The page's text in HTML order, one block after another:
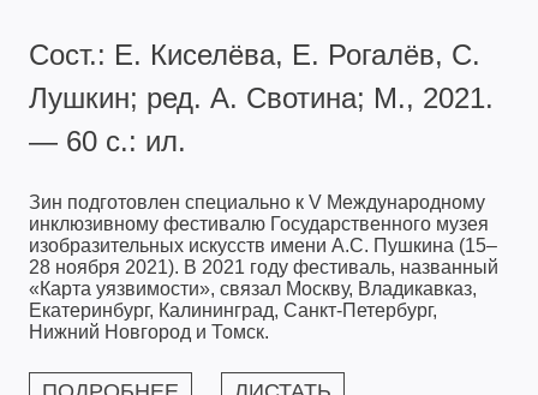
Сост.: Е. Киселёва, Е. Рогалёв, С.
Лушкин; ред. А. Свотина; М., 2021.
— 60 с.: ил.
Зин подготовлен специально к V Международному
инклюзивному фестивалю Государственного музея
изобразительных искусств имени А.С. Пушкина (15–
28 ноября 2021). В 2021 году фестиваль, названный
«Карта уязвимости», связал Москву, Владикавказ,
Екатеринбург, Калининград, Санкт-Петербург,
Нижний Новгород и Томск.